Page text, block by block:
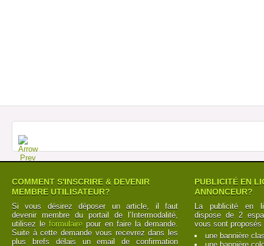
COMMENT S'INSCRIRE & DEVENIR
MEMBRE UTILISATEUR?
Si vous désirez déposer un article, il faut
devenir membre du portail de l’Intermodalité,
utilisez leformulaire pour en faire la demande.
Suite à cette demande vous recevrez dans les
plus brefs délais un email de confirmation
PUBLICITÉ EN
ANNONCEUR?
La publicité en
dispose de 2
vous sont proposés
une bannière